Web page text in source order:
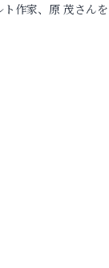
作家、原 茂さん